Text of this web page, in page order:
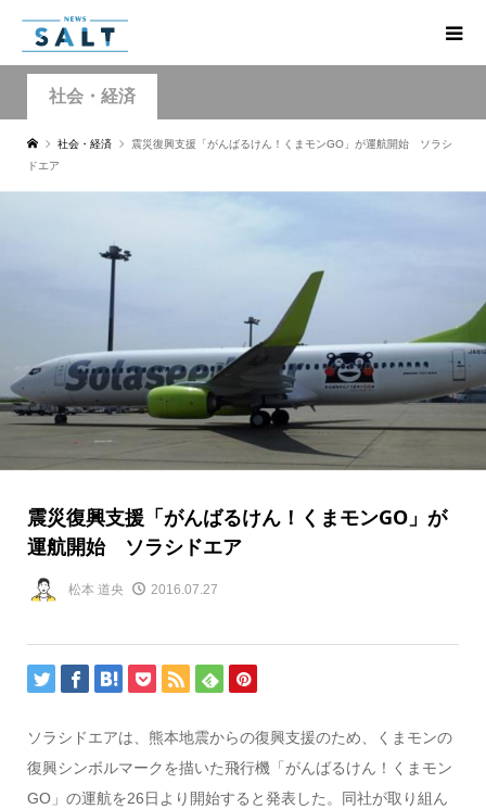
社会・経済
社会・経済
震災復興支援「がんばるけん！くまモンGO」が運航開始 ソラシ
ドエア
震災復興支援「がんばるけん！くまモンGO」が
運航開始 ソラシドエア
松本 道央 2016.07.27
ソラシドエアは、熊本地震からの復興支援のため、くまモンの
復興シンボルマークを描いた飛行機「がんばるけん！くまモン
GO」の運航を26日より開始すると発表した。同社が取り組ん